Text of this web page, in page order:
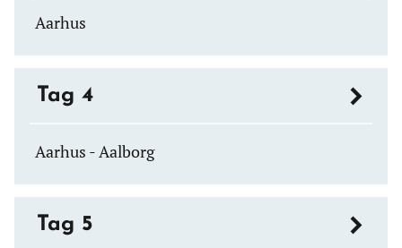
Aarhus
Tag 4
Aarhus - Aalborg
Tag 5